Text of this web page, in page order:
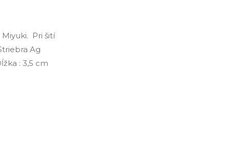
Pri šití
Ag
: 3,5 cm